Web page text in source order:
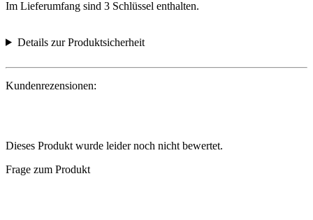
Im Lieferumfang sind 3 Schlüssel enthalten.
Details zur Produktsicherheit
Kundenrezensionen:
Dieses Produkt wurde leider noch nicht bewertet.
Frage zum Produkt